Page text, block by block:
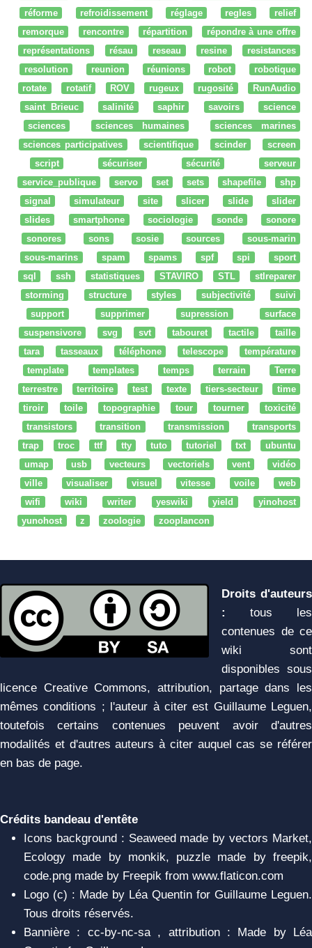
réforme
refroidissement réglage regles
relief
remorque
rencontre répartition
répondre à une offre
représentations
résau reseau resine
resistances
resolution
reunion réunions robot
robotique
rotate
rotatif ROV rugeux rugosité
RunAudio
saint Brieuc
salinité saphir savoirs
science
sciences
sciences humaines
sciences marines
sciences participatives
scientifique scinder
screen
script
sécuriser sécurité
serveur
service_publique
servo set sets shapefile
shp
signal
simulateur site slicer slide
slider
slides
smartphone sociologie sonde
sonore
sonores
sons sosie sources
sous-marin
sous-marins
spam spams spf spi
sport
sql
ssh statistiques STAVIRO STL
stlreparer
storming
structure styles subjectivité
suivi
support
supprimer supression
surface
suspensivore
svg svt tabouret tactile
taille
tara
tasseaux téléphone telescope
température
template
templates temps terrain
Terre
terrestre
territoire test texte tiers-secteur
time
tiroir
toile topographie tour tourner
toxicité
transistors
transition transmission
transports
trap
troc ttf tty tuto tutoriel txt
ubuntu
umap
usb vecteurs vectoriels vent
vidéo
ville
visualiser visuel vitesse voile
web
wifi
wiki writer yeswiki yield
yinohost
yunohost
z zoologie zooplancon
Droits d'auteurs
:
tous les
contenues de ce
wiki sont
disponibles sous
licence Creative Commons, attribution, partage dans les
mêmes conditions ; l'auteur à citer est Guillaume Leguen,
toutefois certains contenues peuvent avoir d'autres
modalités et d'autres auteurs à citer auquel cas se référer
en bas de page.
Crédits bandeau d'entête
Icons background : Seaweed made by vectors Market,
Ecology made by monkik, puzzle made by freepik,
code.png made by Freepik from www.flaticon.com
Logo (c) : Made by Léa Quentin for Guillaume Leguen.
Tous droits réservés.
Bannière : cc-by-nc-sa , attribution : Made by Léa